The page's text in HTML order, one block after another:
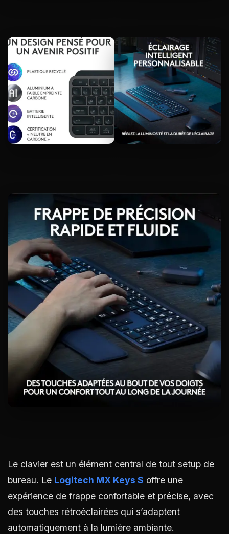
Le clavier est un élément central de tout setup de
bureau. Le Logitech MX Keys S offre une
expérience de frappe confortable et précise, avec
des touches rétroéclairées qui s’adaptent
automatiquement à la lumière ambiante.